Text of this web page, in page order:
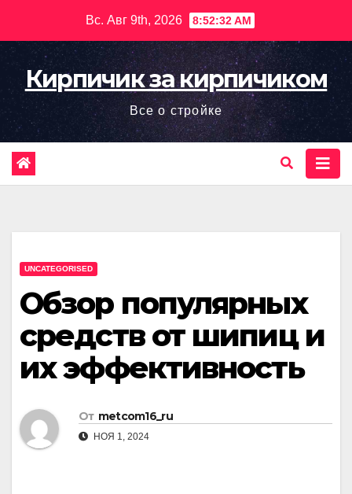
содержимому
Вс. Авг 9th, 2026 8:52:33 AM
Кирпичик за кирпичиком
Все о стройке
UNCATEGORISED
Обзор популярных
средств от шипиц и
их эффективность
От metcom16_ru
НОЯ 1, 2024